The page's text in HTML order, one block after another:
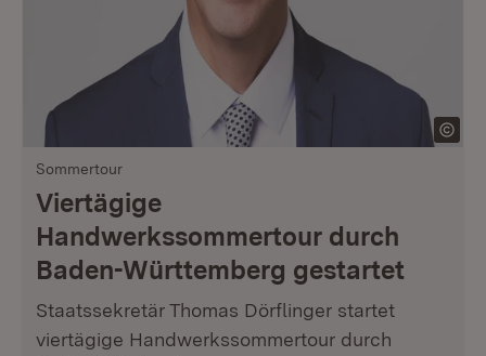
Sommertour
Viertägige
Handwerkssommertour durch
Baden-Württemberg gestartet
Staatssekretär Thomas Dörflinger startet
viertägige Handwerkssommertour durch